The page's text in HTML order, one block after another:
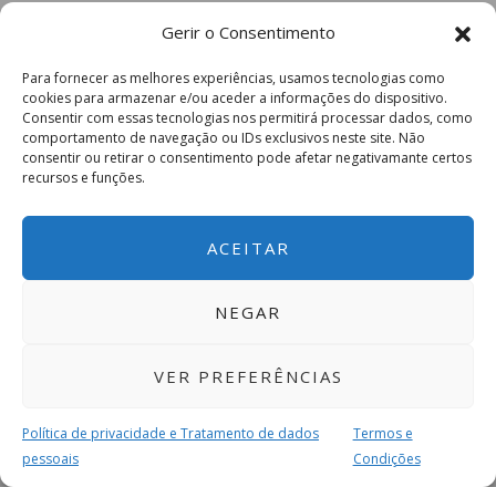
Gerir o Consentimento
Para fornecer as melhores experiências, usamos tecnologias como
cookies para armazenar e/ou aceder a informações do dispositivo.
Consentir com essas tecnologias nos permitirá processar dados, como
comportamento de navegação ou IDs exclusivos neste site. Não
consentir ou retirar o consentimento pode afetar negativamante certos
recursos e funções.
ACEITAR
NEGAR
VER PREFERÊNCIAS
Política de privacidade e Tratamento de dados
pessoais
Termos e
Condições